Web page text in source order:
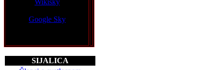
Wikisky
Google Sky
SIJALICA